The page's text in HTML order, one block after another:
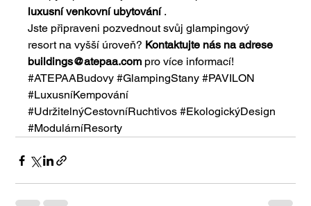
luxusní venkovní ubytování .
Jste připraveni pozvednout svůj glampingový
resort na vyšší úroveň? Kontaktujte nás na adrese
buildings@atepaa.com pro více informací!
#ATEPAABudovy #GlampingStany #PAVILON
#LuxusníKempování
#UdržitelnýCestovníRuchtivos #EkologickýDesign
#ModulárníResorty